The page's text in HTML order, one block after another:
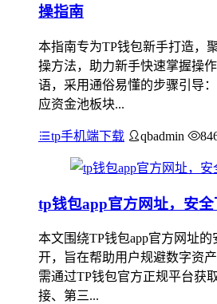
操指南
本指南专为TP钱包新手打造，
操方法，助力新手快速掌握操
语，采用通俗易懂的步骤引导
应资金池板块...
tp手机端下载 qbadmin
tp钱包app官方网址，安
本文围绕TP钱包app官方网址
开，旨在帮助用户规避数字资
需通过TP钱包官方正规平台获
接、第三...